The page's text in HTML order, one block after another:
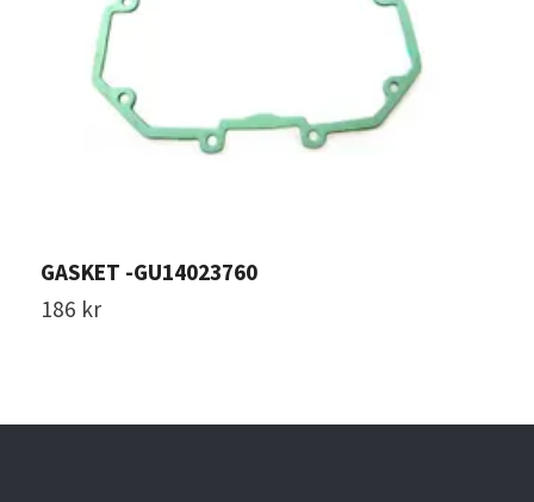
GASKET -GU14023760
186 kr